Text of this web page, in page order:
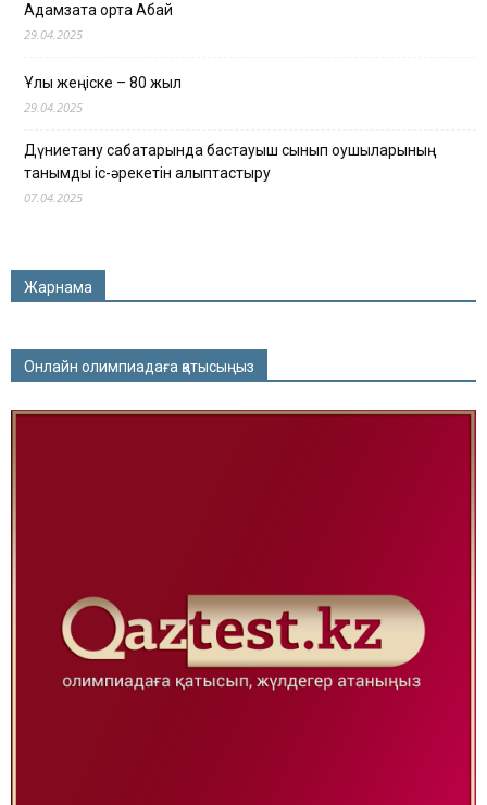
Адамзатқа ортақ Абай
29.04.2025
Ұлы жеңіске – 80 жыл
29.04.2025
Дүниетану сабақтарында бастауыш сынып оқушыларының
танымдық іс-әрекетін қалыптастыру
07.04.2025
Жарнама
Онлайн олимпиадаға қатысыңыз